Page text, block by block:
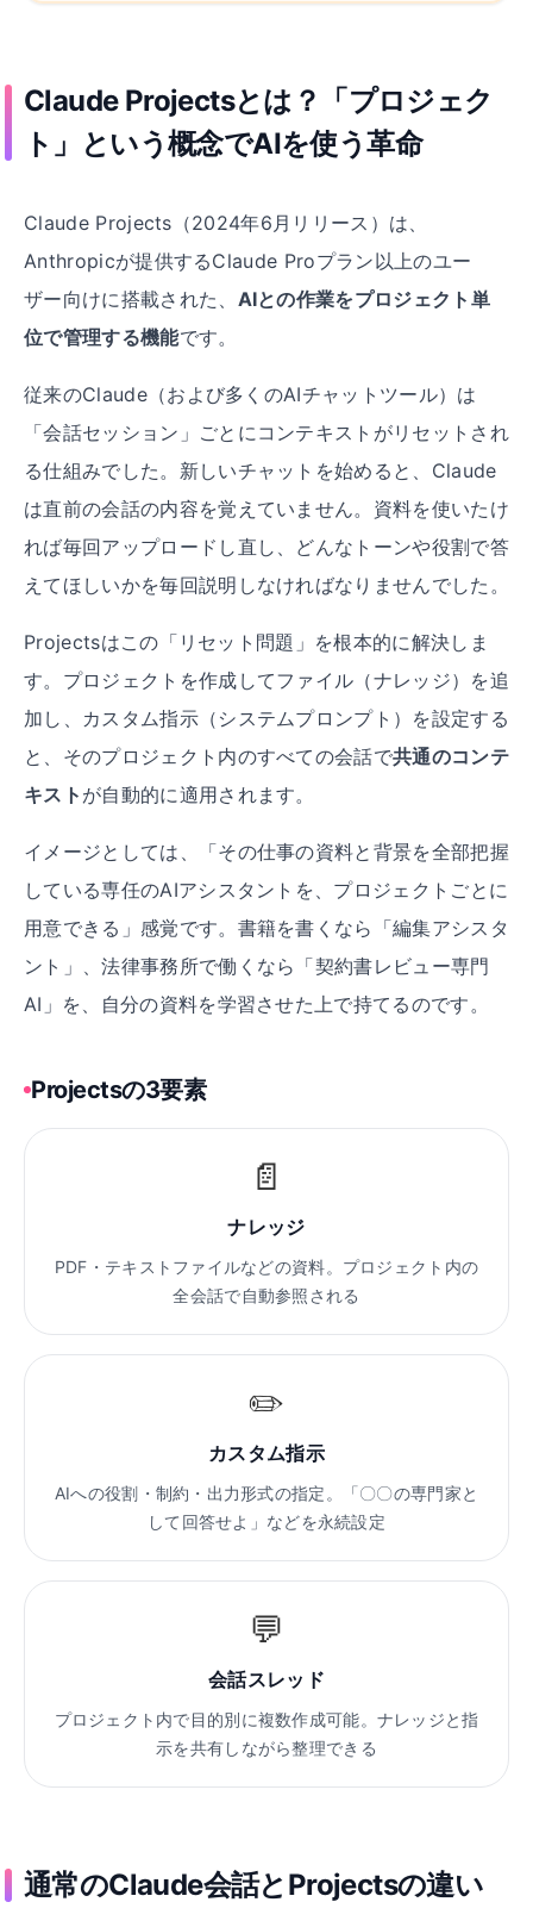
Claude Projectsとは ？
「プロジェク
ト」という概念でAIを使う革命
Claude Projects（2024年6月リリース）は、
Anthropicが提供するClaude Proプラン以上のユー
ザー向けに搭載された、 AIとの作業をプロジェクト単
位で管理する機能です。
従来のClaude（および多くのAIチャットツール）は
「会話セッション」ごとにコンテキストがリセットされ
る仕組みでした。新しいチャットを始めると、Claude
は直前の会話の内容を覚えていません。資料を使いたけ
れば毎回アップロードし直し、どんなトーンや役割で答
えてほしいかを毎回説明しなければなりませんでした。
Projectsはこの「リセット問題」を根本的に解決しま
す。プロジェクトを作成してファイル（ナレッジ）を追
加し、カスタム指示（システムプロンプト）を設定する
と、そのプロジェクト内のすべての会話で共通のコンテ
キスト が自動的に適用されます。
イメージとしては、「その仕事の資料と背景を全部把握
している専任のAIアシスタントを、プロジェクトごとに
用意できる」感覚です。書籍を書くなら「編集アシスタ
ント」、法律事務所で働くなら「契約書レビュー専門
AI」を、自分の資料を学習させた上で持てるのです。
Projectsの3要素
📄
ナレッジ
PDF・テキストファイルなどの資料。プロジェクト内の
全会話で自動参照される
✏️
カスタム指示
AIへの役割・制約・出力形式の指定。「〇〇の専門家と
して回答せよ」などを永続設定
💬
会話スレッド
プロジェクト内で目的別に複数作成可能。ナレッジと指
示を共有しながら整理できる
通常のClaude会話とProjectsの違い